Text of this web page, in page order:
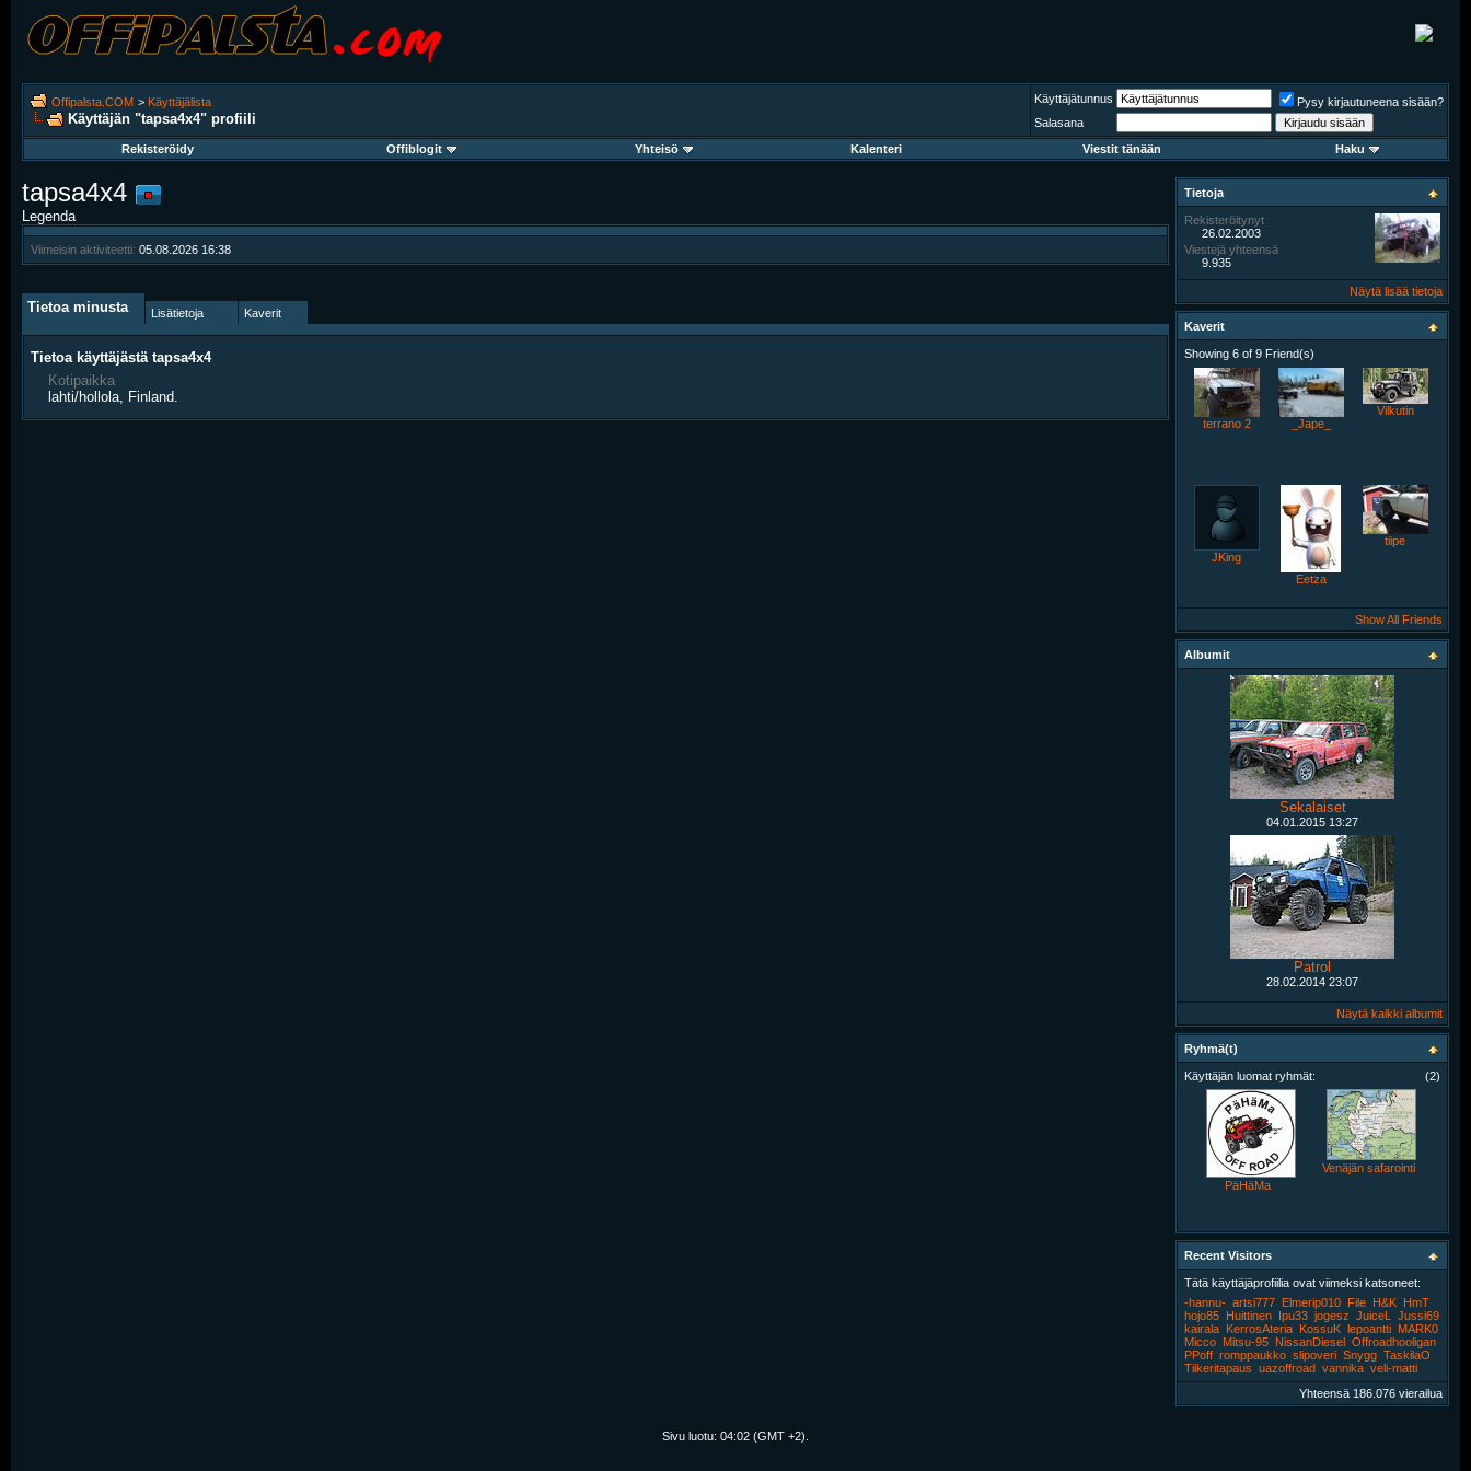
Offipalsta.COM > Käyttäjälista
Käyttäjän "tapsa4x4" profiili
Käyttäjätunnus
Pysy kirjautuneena sisään?
Salasana
Rekisteröidy
Offiblogit Yhteisö Kalenteri Viestit tänään Haku
tapsa4x4
Legenda
Viimeisin aktiviteetti: 05.08.2026 16:38
Tietoa minusta Lisätietoja Kaverit
Tietoa käyttäjästä tapsa4x4
Kotipaikka
lahti/hollola, Finland.
Tietoja
Rekisteröitynyt
26.02.2003
Viestejä yhteensä
9.935
Näytä lisää tietoja
Kaverit
Showing 6 of 9 Friend(s)
terrano 2 _Jape_
Vilkutin
JKing
Eetza
tiipe
Show All Friends
Albumit
Sekalaiset
04.01.2015 13:27
Patrol
28.02.2014 23:07
Näytä kaikki albumit
Ryhmä(t)
(2)
Käyttäjän luomat ryhmät:
PäHäMa
Venäjän safarointi
Recent Visitors
Tätä käyttäjäprofiilia ovat viimeksi katsoneet:
-hannu- artsi777 Elmerip010 File H&K HmT
hojo85 Huittinen Ipu33 jogesz JuiceL
Jussi69
kairala KerrosAteria KossuK lepoantti MARK0
Micco Mitsu-95 NissanDiesel Offroadhooligan
PPoff romppaukko slipoveri Snygg TaskilaO
Tiikeritapaus uazoffroad vannika veli-matti
Yhteensä 186.076 vierailua
Sivu luotu: 04:02 (GMT +2).